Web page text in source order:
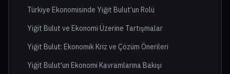
Türkiye Ekonomisinde Yiğit Bulut’un Rolü
Yiğit Bulut ve Ekonomi Üzerine Tartışmalar
Yiğit Bulut: Ekonomik Kriz ve Çözüm Önerileri
Yiğit Bulut'un Ekonomi Kavramlarına Bakışı